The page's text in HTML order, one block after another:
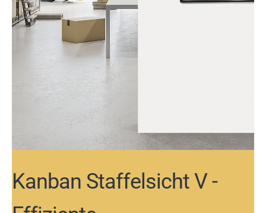
Kanban Staffelsicht V -